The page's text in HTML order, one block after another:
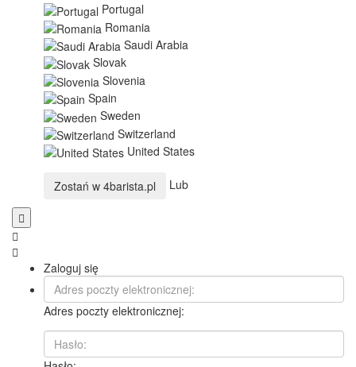
Portugal
Romania
Saudi Arabia
Slovak
Slovenia
Spain
Sweden
Switzerland
United States
Zostań w 4barista.pl Lub
Zaloguj się
Adres poczty elektronicznej: